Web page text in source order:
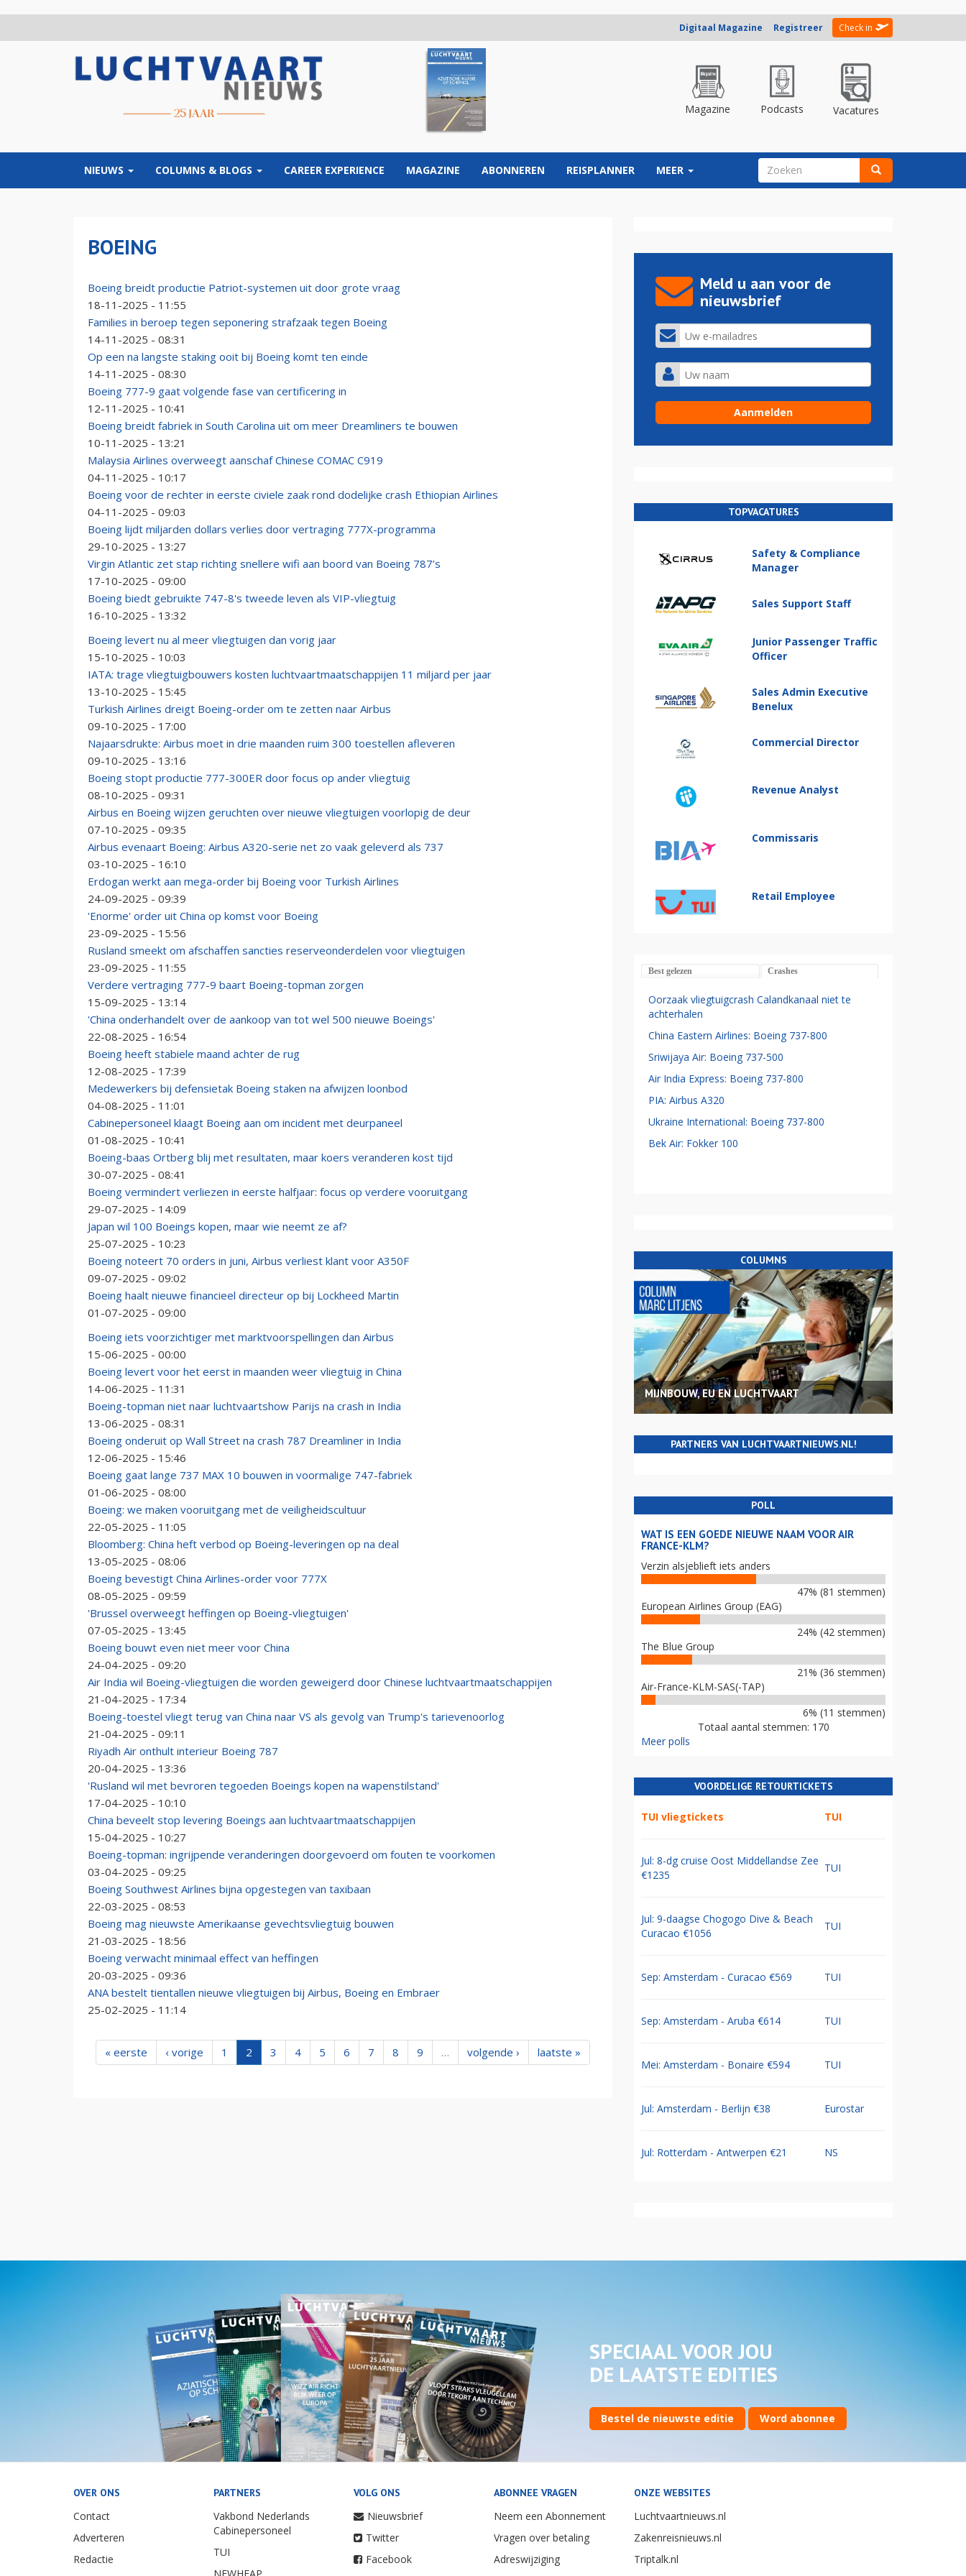
Digitaal Magazine Registreer Check in
Magazine Podcasts Vacatures
NIEUWS COLUMNS & BLOGS CAREER EXPERIENCE MAGAZINE ABONNEREN REISPLANNER MEER ZOEKVELD
BOEING
Boeing breidt productie Patriot-systemen uit door grote vraag
18-11-2025 - 11:55
Families in beroep tegen seponering strafzaak tegen Boeing
14-11-2025 - 08:31
Op een na langste staking ooit bij Boeing komt ten einde
14-11-2025 - 08:30
Boeing 777-9 gaat volgende fase van certificering in
12-11-2025 - 10:41
Boeing breidt fabriek in South Carolina uit om meer Dreamliners te bouwen
10-11-2025 - 13:21
Malaysia Airlines overweegt aanschaf Chinese COMAC C919
04-11-2025 - 10:17
Boeing voor de rechter in eerste civiele zaak rond dodelijke crash Ethiopian Airlines
04-11-2025 - 09:03
Boeing lijdt miljarden dollars verlies door vertraging 777X-programma
29-10-2025 - 13:27
Virgin Atlantic zet stap richting snellere wifi aan boord van Boeing 787’s
17-10-2025 - 09:00
Boeing biedt gebruikte 747-8's tweede leven als VIP-vliegtuig
16-10-2025 - 13:32
Boeing levert nu al meer vliegtuigen dan vorig jaar
15-10-2025 - 10:03
IATA: trage vliegtuigbouwers kosten luchtvaartmaatschappijen 11 miljard per jaar
13-10-2025 - 15:45
Turkish Airlines dreigt Boeing-order om te zetten naar Airbus
09-10-2025 - 17:00
Najaarsdrukte: Airbus moet in drie maanden ruim 300 toestellen afleveren
09-10-2025 - 13:16
Boeing stopt productie 777-300ER door focus op ander vliegtuig
08-10-2025 - 09:31
Airbus en Boeing wijzen geruchten over nieuwe vliegtuigen voorlopig de deur
07-10-2025 - 09:35
Airbus evenaart Boeing: Airbus A320-serie net zo vaak geleverd als 737
03-10-2025 - 16:10
Erdogan werkt aan mega-order bij Boeing voor Turkish Airlines
24-09-2025 - 09:39
'Enorme' order uit China op komst voor Boeing
23-09-2025 - 15:56
Rusland smeekt om afschaffen sancties reserveonderdelen voor vliegtuigen
23-09-2025 - 11:55
Verdere vertraging 777-9 baart Boeing-topman zorgen
15-09-2025 - 13:14
'China onderhandelt over de aankoop van tot wel 500 nieuwe Boeings'
22-08-2025 - 16:54
Boeing heeft stabiele maand achter de rug
12-08-2025 - 17:39
Medewerkers bij defensietak Boeing staken na afwijzen loonbod
04-08-2025 - 11:01
Cabinepersoneel klaagt Boeing aan om incident met deurpaneel
01-08-2025 - 10:41
Boeing-baas Ortberg blij met resultaten, maar koers veranderen kost tijd
30-07-2025 - 08:41
Boeing vermindert verliezen in eerste halfjaar: focus op verdere vooruitgang
29-07-2025 - 14:09
Japan wil 100 Boeings kopen, maar wie neemt ze af?
25-07-2025 - 10:23
Boeing noteert 70 orders in juni, Airbus verliest klant voor A350F
09-07-2025 - 09:02
Boeing haalt nieuwe financieel directeur op bij Lockheed Martin
01-07-2025 - 09:00
Boeing iets voorzichtiger met marktvoorspellingen dan Airbus
15-06-2025 - 00:00
Boeing levert voor het eerst in maanden weer vliegtuig in China
14-06-2025 - 11:31
Boeing-topman niet naar luchtvaartshow Parijs na crash in India
13-06-2025 - 08:31
Boeing onderuit op Wall Street na crash 787 Dreamliner in India
12-06-2025 - 15:46
Boeing gaat lange 737 MAX 10 bouwen in voormalige 747-fabriek
01-06-2025 - 08:00
Boeing: we maken vooruitgang met de veiligheidscultuur
22-05-2025 - 11:05
Bloomberg: China heft verbod op Boeing-leveringen op na deal
13-05-2025 - 08:06
Boeing bevestigt China Airlines-order voor 777X
08-05-2025 - 09:59
'Brussel overweegt heffingen op Boeing-vliegtuigen'
07-05-2025 - 13:45
Boeing bouwt even niet meer voor China
24-04-2025 - 09:20
Air India wil Boeing-vliegtuigen die worden geweigerd door Chinese luchtvaartmaatschappijen
21-04-2025 - 17:34
Boeing-toestel vliegt terug van China naar VS als gevolg van Trump's tarievenoorlog
21-04-2025 - 09:11
Riyadh Air onthult interieur Boeing 787
20-04-2025 - 13:36
'Rusland wil met bevroren tegoeden Boeings kopen na wapenstilstand'
17-04-2025 - 10:10
China beveelt stop levering Boeings aan luchtvaartmaatschappijen
15-04-2025 - 10:27
Boeing-topman: ingrijpende veranderingen doorgevoerd om fouten te voorkomen
03-04-2025 - 09:25
Boeing Southwest Airlines bijna opgestegen van taxibaan
22-03-2025 - 08:53
Boeing mag nieuwste Amerikaanse gevechtsvliegtuig bouwen
21-03-2025 - 18:56
Boeing verwacht minimaal effect van heffingen
20-03-2025 - 09:36
ANA bestelt tientallen nieuwe vliegtuigen bij Airbus, Boeing en Embraer
25-02-2025 - 11:14
« eerste ‹ vorige 1 2 3 4 5 6 7 8 9 … volgende › laatste »
Meld u aan voor de
nieuwsbrief
TOPVACATURES
Safety & Compliance
Manager
Sales Support Staff
Junior Passenger Traffic
Officer
Sales Admin Executive
Benelux
Commercial Director
Revenue Analyst
Commissaris
Retail Employee
Best gelezen Crashes
Oorzaak vliegtuigcrash Calandkanaal niet te
achterhalen
China Eastern Airlines: Boeing 737-800
Sriwijaya Air: Boeing 737-500
Air India Express: Boeing 737-800
PIA: Airbus A320
Ukraine International: Boeing 737-800
Bek Air: Fokker 100
COLUMNS
MIJNBOUW, EU EN LUCHTVAART
PARTNERS VAN LUCHTVAARTNIEUWS.NL!
POLL
WAT IS EEN GOEDE NIEUWE NAAM VOOR AIR
FRANCE-KLM?
Verzin alsjeblieft iets anders
47% (81 stemmen)
European Airlines Group (EAG)
24% (42 stemmen)
The Blue Group
21% (36 stemmen)
Air-France-KLM-SAS(-TAP)
6% (11 stemmen)
Totaal aantal stemmen: 170
Meer polls
VOORDELIGE RETOURTICKETS
TUI vliegtickets TUI
Jul: 8-dg cruise Oost Middellandse Zee
€1235
TUI
Jul: 9-daagse Chogogo Dive & Beach
Curacao €1056
TUI
Sep: Amsterdam - Curacao €569 TUI
Sep: Amsterdam - Aruba €614 TUI
Mei: Amsterdam - Bonaire €594 TUI
Jul: Amsterdam - Berlijn €38 Eurostar
Jul: Rotterdam - Antwerpen €21 NS
SPECIAAL VOOR JOU
DE LAATSTE EDITIES
Bestel de nieuwste editie Word abonnee
OVER ONS
Contact
Adverteren
Redactie
PARTNERS
Vakbond Nederlands
Cabinepersoneel
TUI
NEWHEAP
VOLG ONS
Nieuwsbrief
Twitter
Facebook
ABONNEE VRAGEN
Neem een Abonnement
Vragen over betaling
Adreswijziging
ONZE WEBSITES
Luchtvaartnieuws.nl
Zakenreisnieuws.nl
Triptalk.nl